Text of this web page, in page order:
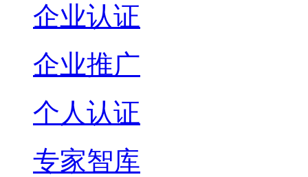
企业认证
企业推广
个人认证
专家智库